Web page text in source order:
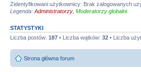
Zidentyfikowani użytkownicy: Brak zalogowanych
Legenda: Administratorzy Moderatorzy globalni
STATYSTYKI
Liczba postów: 187 • Liczba wątków: 32 • Liczba
Strona główna forum